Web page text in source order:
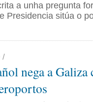
a unha pregunta
Presidencia sitúa o
/
nega a Galiza